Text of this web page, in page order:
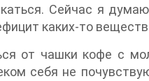
Сейчас я
каких-то
от чашки кофе с
себя не